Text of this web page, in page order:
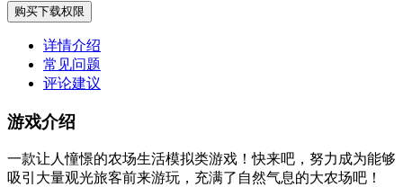
购买下载权限
详情介绍
常见问题
评论建议
游戏介绍
一款让人憧憬的农场生活模拟类游戏！快来吧，努力成为能够
吸引大量观光旅客前来游玩，充满了自然气息的大农场吧！